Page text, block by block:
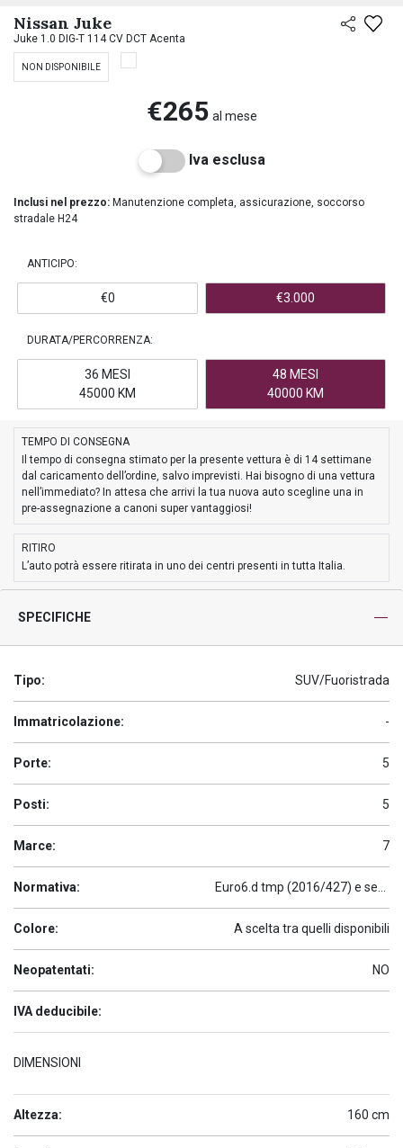
Nissan Juke
Juke 1.0 DIG-T 114 CV DCT Acenta
NON DISPONIBILE
€265 al mese
Iva esclusa
Inclusi nel prezzo: Manutenzione completa, assicurazione, soccorso
stradale H24
ANTICIPO:
€0 €3.000
DURATA/PERCORRENZA:
36 MESI
45000 KM
48 MESI
40000 KM
TEMPO DI CONSEGNA
Il tempo di consegna stimato per la presente vettura è di 14 settimane
dal caricamento dell’ordine, salvo imprevisti. Hai bisogno di una vettura
nell’immediato? In attesa che arrivi la tua nuova auto scegline una in
pre-assegnazione a canoni super vantaggiosi!
RITIRO
L’auto potrà essere ritirata in uno dei centri presenti in tutta Italia.
SPECIFICHE
Tipo: SUV/Fuoristrada
Immatricolazione: -
Porte: 5
Posti: 5
Marce: 7
Normativa:
Colore: A scelta tra quelli disponibili
Neopatentati: NO
IVA deducibile:
DIMENSIONI
Altezza: 160 cm